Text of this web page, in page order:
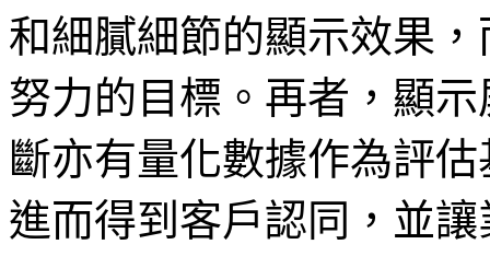
和細膩細節的顯示效果
努力的目標。再者，顯
斷亦有量化數據作為評
進而得到客戶認同，並